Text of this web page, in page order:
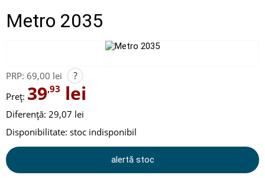
Metro 2035
PRP: 69,00 lei ?
Preț: 39,93 lei
Diferență: 29,07 lei
Disponibilitate: stoc indisponibil
alertă stoc